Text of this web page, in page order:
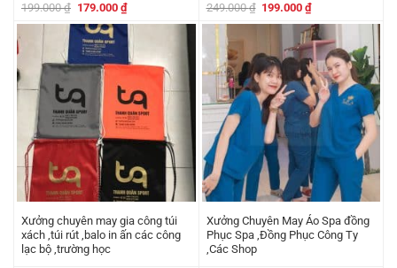
199.000₫ Giá
là:
199.000 ₫.
179.000 ₫Giá
hiện
tại
là:
179.000 ₫.
249.000₫ Giá
là:
249.000 ₫.
199.000₫Giá
tại
là:
199.000 ₫.
Xưởng chuyên may gia công túi
xách ,túi rút ,balo in ấn các công
lạc bộ ,trường học
Xưởng Chuyên May Áo Spa đồng
Phục Spa ,Đồng Phục Công Ty
,Các Shop